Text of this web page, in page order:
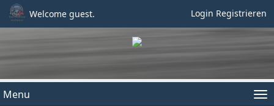
Welcome guest. Login Registrieren
Menu